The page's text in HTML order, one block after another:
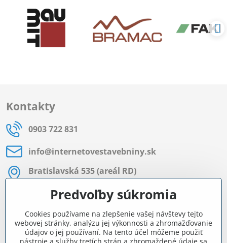
Kontakty
0903 722 831
info​@internetovestavebniny​.sk
Bratislavská 535 (areál RD)
Most pri Bratislave
Pon - Pia 8:00 - 11:30 a 12:15 - 15:30
Facebook
Predvoľby súkromia
Cookies používame na zlepšenie vašej návštevy tejto
webovej stránky, analýzu jej výkonnosti a zhromažďovanie
údajov o jej používaní. Na tento účel môžeme použiť